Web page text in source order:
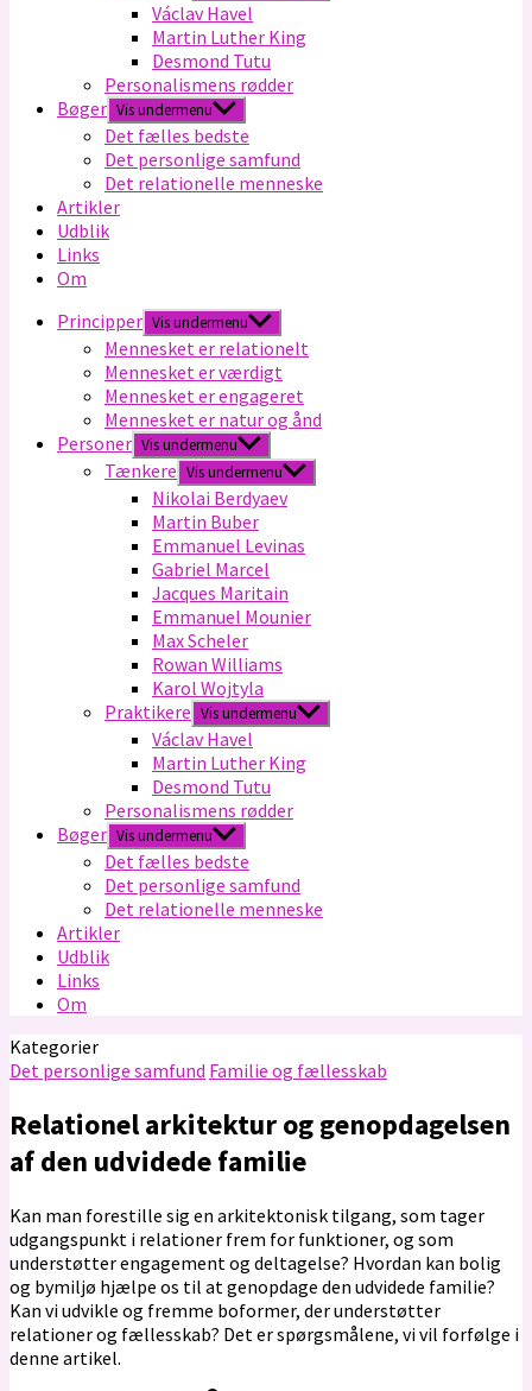
Václav Havel
Martin Luther King
Desmond Tutu
Personalismens rødder
Bøger Vis undermenu
Det fælles bedste
Det personlige samfund
Det relationelle menneske
Artikler
Udblik
Links
Om
Principper Vis undermenu
Mennesket er relationelt
Mennesket er værdigt
Mennesket er engageret
Mennesket er natur og ånd
Personer Vis undermenu
Tænkere Vis undermenu
Nikolai Berdyaev
Martin Buber
Emmanuel Levinas
Gabriel Marcel
Jacques Maritain
Emmanuel Mounier
Max Scheler
Rowan Williams
Karol Wojtyla
Praktikere Vis undermenu
Václav Havel
Martin Luther King
Desmond Tutu
Personalismens rødder
Bøger Vis undermenu
Det fælles bedste
Det personlige samfund
Det relationelle menneske
Artikler
Udblik
Links
Om
Kategorier
Det personlige samfund Familie og fællesskab
Relationel arkitektur og genopdagelsen
af den udvidede familie
Kan man forestille sig en arkitektonisk tilgang, som tager
udgangspunkt i relationer frem for funktioner, og som
understøtter engagement og deltagelse? Hvordan kan bolig
og bymiljø hjælpe os til at genopdage den udvidede familie?
Kan vi udvikle og fremme boformer, der understøtter
relationer og fællesskab? Det er spørgsmålene, vi vil forfølge i
denne artikel.